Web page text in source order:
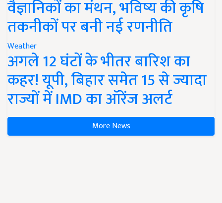
वैज्ञानिकों का मंथन, भविष्य की कृषि
तकनीकों पर बनी नई रणनीति
Weather
अगले 12 घंटों के भीतर बारिश का
कहर! यूपी, बिहार समेत 15 से ज्यादा
राज्यों में IMD का ऑरेंज अलर्ट
More News